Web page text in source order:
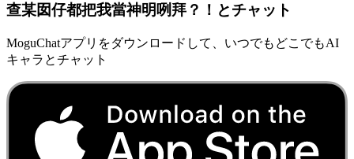
查某囡仔都把我當神明咧拜？！とチャット
MoguChatアプリをダウンロードして、いつでもどこでもAI
キャラとチャット